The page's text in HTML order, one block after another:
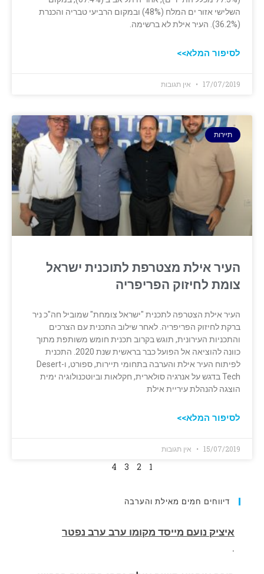
השלישי אזור ים המלח (48%) ובמקום הרביעי ‏טבריה והכנרת
(36.2%). העיר אילת לא ברשימה.‏
לסיפור המלא>>
17/07/2019 אין תגובות
תיירות
העיר אילת מצטרפת לתוכנית ישראל
צומת לחיזוק הפריפריה
העיר אילת הצטרפה לתכנית "ישראל צומחת" שמוביל חה"כ ניר
ברקת לחיזוק ‏הפריפריה. לאחר שילוב התכנית עם הצרכים
‏והתכניות העירונית, תוגש בקרוב תכנית חומש משותפת מתוך
כוונה להוציאה אל הפועל ‏כבר בראשית שנת 2020. התכנית
לפיתוח העיר אילת והערבה בתחומי תיירות, ספורט, ו-‏Desert
Tech‏ בדגש ‏על אנרגיה סולארית, חקלאות וביוטכנולוגיה ימית
הוצגה להנהלת עיריית אילת
לסיפור המלא>>
15/07/2019 אין תגובות
1
2
3
4
דיווחים חמים מאילת והערבה
רוכב אופנוע תושב אילת נהרג בתאונה בכביש
העוקף